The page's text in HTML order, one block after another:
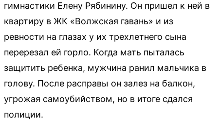
гимнастики Елену Рябинину. Он пришел к ней в
квартиру в ЖК «Волжская гавань» и из
ревности на глазах у их трехлетнего сына
перерезал ей горло. Когда мать пыталась
защитить ребенка, мужчина ранил мальчика в
голову. После расправы он залез на балкон,
угрожая самоубийством, но в итоге сдался
полиции.